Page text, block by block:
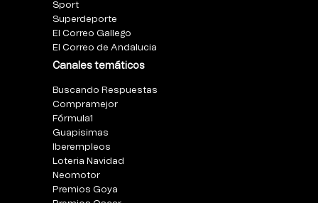
Sport
Superdeporte
El Correo Gallego
El Correo de Andalucia
Canales temáticos
Buscando Respuestas
Compramejor
Fórmula1
Guapisimas
Iberempleos
Loteria Navidad
Neomotor
Premios Goya